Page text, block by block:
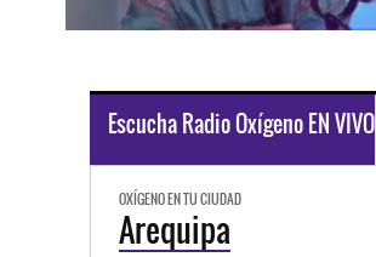
Escucha Radio Oxígeno EN VIVO
OXÍGENO EN TU CIUDAD
Arequipa